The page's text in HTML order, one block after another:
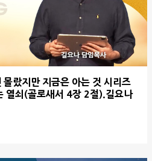
랐지만 지금은 아는 것 시리즈
열쇠(골로새서 4장 2절).길요나